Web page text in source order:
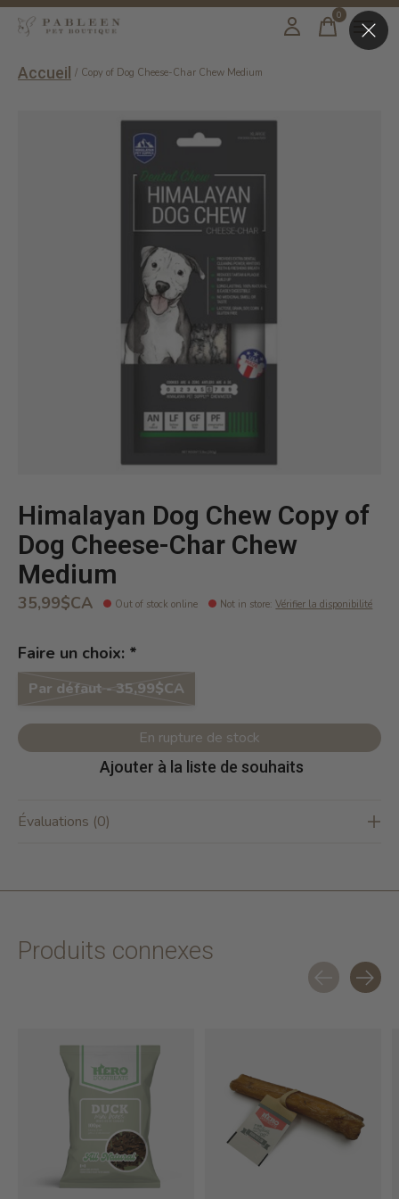
0items
Accueil / Copy of Dog Cheese-Char Chew Medium
Slideshow Items
Himalayan Dog Chew Copy of
Dog Cheese-Char Chew
Medium
35,99$CA Out of stock online Not in store:Vérifier la disponibilité
Faire un choix: *
Par défaut - 35,99$CA
En rupture de stock
Ajouter à la liste de souhaits
Évaluations (0)
Produits connexes